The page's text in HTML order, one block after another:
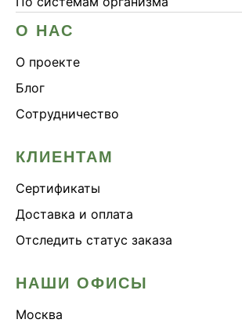
О НАС
О проекте
Блог
Сотрудничество
КЛИЕНТАМ
Сертификаты
Доставка и оплата
Отследить статус заказа
НАШИ ОФИСЫ
Москва